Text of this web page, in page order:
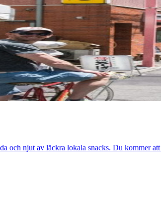
och njut av läckra lokala snacks. Du kommer